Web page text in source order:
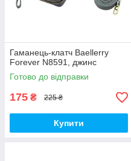
Гаманець-клатч Baellerry
Forever N8591, джинс
Готово до відправки
175 ₴ 225 ₴
Купити